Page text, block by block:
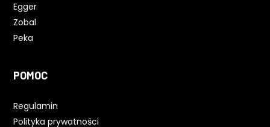
Egger
Zobal
Peka
POMOC
Regulamin
Polityka prywatności